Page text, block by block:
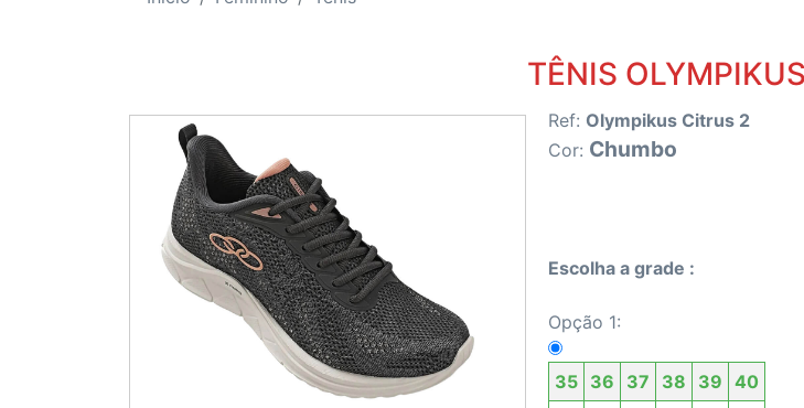
TÊNIS
Ref: Olympikus Citrus 2
Cor: Chumbo
Escolha a grade :
Opção 1:
35 36 37 38 39 40